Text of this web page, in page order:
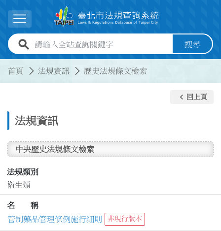
展開選單
全站查詢關鍵字欄位 搜尋
首頁 法規資訊 歷史法規條文檢索
法規資訊
keyboard_arrow_left 回上頁
中央歷史法規條文檢索
法規類別
衛生類
名 稱
管制藥品管理條例施行細則
非現行版本